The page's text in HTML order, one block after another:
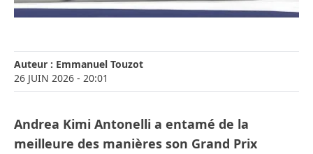
Auteur : Emmanuel Touzot
26 JUIN 2026 - 20:01
Andrea Kimi Antonelli a entamé de la
meilleure des manières son Grand Prix